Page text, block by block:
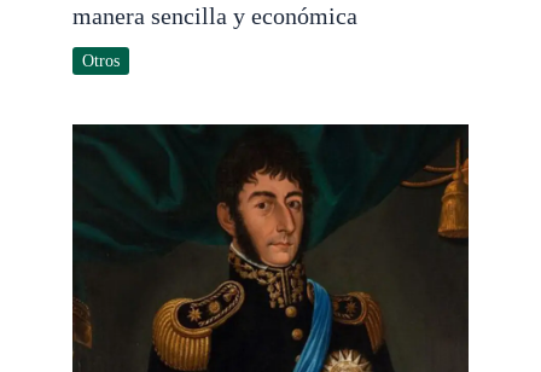
manera sencilla y económica
Otros